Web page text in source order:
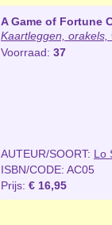
A Game of Fortune
Kaartleggen, orakels,
Voorraad: 37
AUTEUR/SOORT: Lo
ISBN/CODE: AC05
Prijs: € 16,95